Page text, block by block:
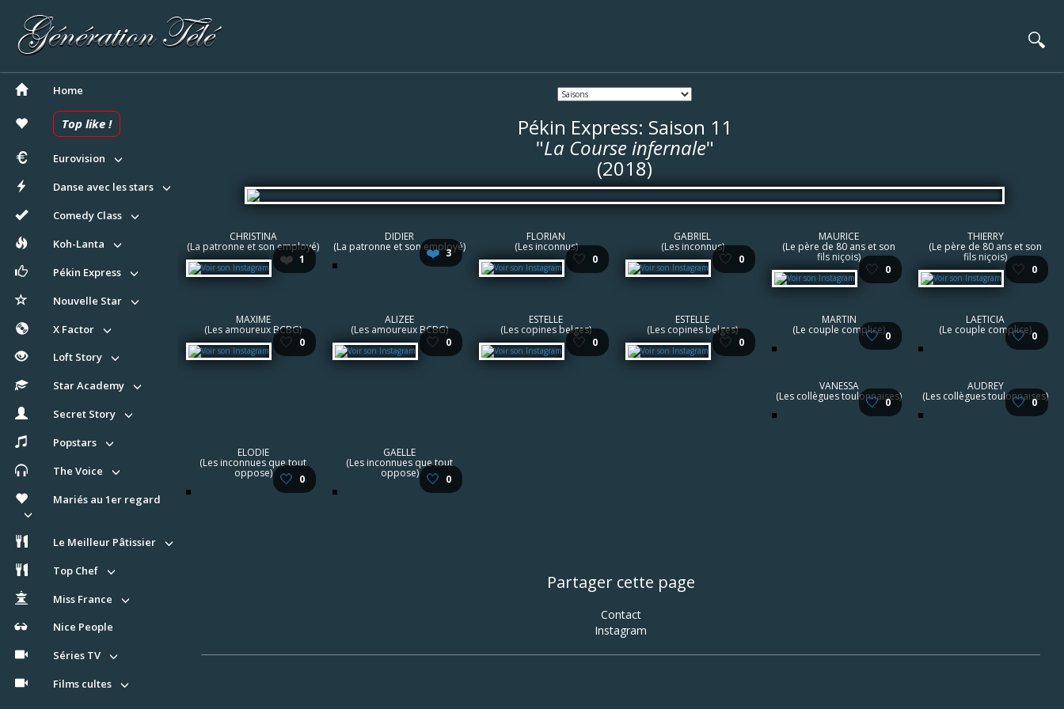
🔍
Home
Top like !
Eurovision
Danse avec les stars
Comedy Class
Koh-Lanta
Pékin Express
Nouvelle Star
X Factor
Loft Story
Star Academy
Secret Story
Popstars
The Voice
Mariés au 1er regard
Le Meilleur Pâtissier
Top Chef
Miss France
Nice People
Séries TV
Films cultes
Pékin Express: Saison 11
"La Course infernale"
(2018)
CHRISTINA
(La patronne et son employé)
❤️ 1
DIDIER
(La patronne et son employé)
❤️ 3
FLORIAN
(Les inconnus)
🤍 0
GABRIEL
(Les inconnus)
🤍 0
MAURICE
(Le père de 80 ans et son
fils niçois)
🤍 0
THIERRY
(Le père de 80 ans et son
fils niçois)
🤍 0
MAXIME
(Les amoureux BCBG)
🤍 0
ALIZEE
(Les amoureux BCBG)
🤍 0
ESTELLE
(Les copines belges)
🤍 0
ESTELLE
(Les copines belges)
🤍 0
MARTIN
(Le couple complice)
🤍 0
LAETICIA
(Le couple complice)
🤍 0
VANESSA
(Les collègues toulonnaises)
🤍 0
AUDREY
(Les collègues toulonnaises)
🤍 0
ELODIE
(Les inconnues que tout
oppose) 🤍 0
GAELLE
(Les inconnues que tout
oppose) 🤍 0
Partager cette page
Contact
Instagram